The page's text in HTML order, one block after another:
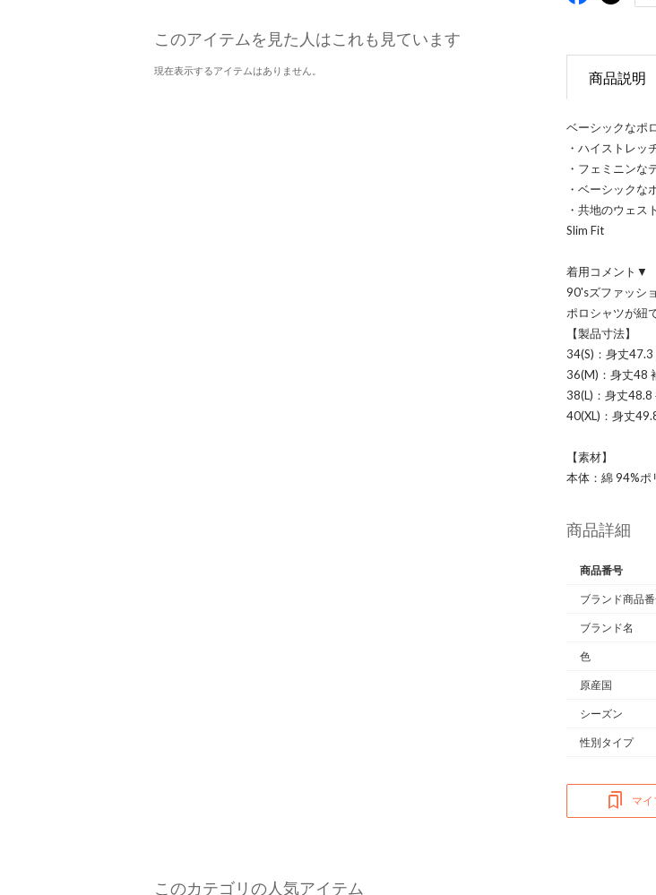
このアイテムを見た人はこれも見ています
現在表示するアイテムはありません。 商品説明
ベーシックなポ
・ハイストレッ
・フェミニンな
・ベーシックな
・共地のウェス
Slim Fit
着用コメント▼
90'sズファッシ
ポロシャツが紐
【製品寸法】
34(S)：身丈
36(M)：身丈48
38(L)：身丈48.8
40(XL)：身丈
【素材】
本体：綿 94%ポ
商品詳細
商品番号
ブランド商品
ブランド名
色
原産国
シーズン
性別タイプ
マ
このカテゴリの人気アイテム